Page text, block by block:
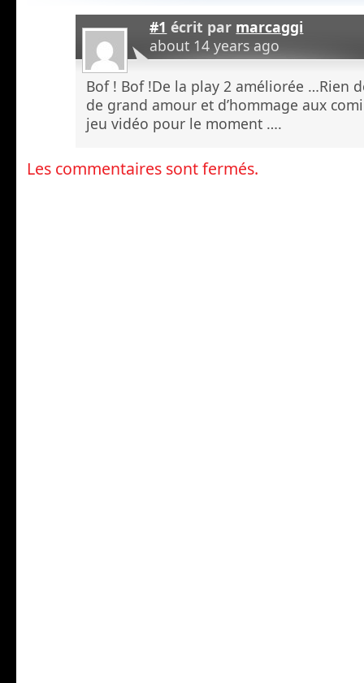
#1 écrit par marcaggi
about 14 years ago
Bof ! Bof !De la play 2 améliorée …Rien
de grand amour et d’hommage aux
jeu vidéo pour le moment ….
Les commentaires sont fermés.